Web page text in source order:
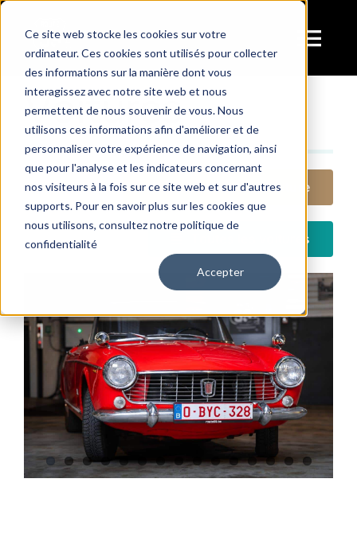
Ce site web stocke les cookies sur votre
ordinateur. Ces cookies sont utilisés pour collecter
des informations sur la manière dont vous
interagissez avec notre site web et nous
permettent de nous souvenir de vous. Nous
utilisons ces informations afin d'améliorer et de
personnaliser votre expérience de navigation, ainsi
que pour l'analyse et les indicateurs concernant
nos visiteurs à la fois sur ce site web et sur d'autres
supports. Pour en savoir plus sur les cookies que
nous utilisons, consultez notre politique de
confidentialité
Accepter
Passer
contenu
Services
A Vendre
La collection
Visite
Dans les médias
Partenariats
Contact
Voitures
Proposez votre voiture
Toutes les voitures